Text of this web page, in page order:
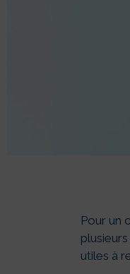
Pour un
utiles à